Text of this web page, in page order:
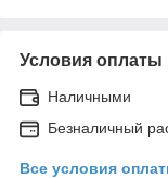
Условия оплаты
Наличными
Безналичный
Все условия